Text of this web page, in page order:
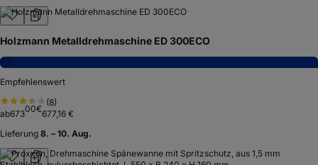
Holzmann Metalldrehmaschine ED 300ECO
7,3
Empfehlenswert
(8)
ab67300€677,16 €
Lieferung 8. – 10. Aug.